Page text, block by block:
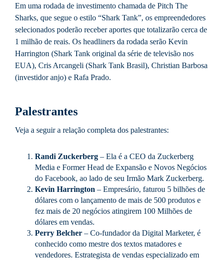
Em uma rodada de investimento chamada de Pitch The
Sharks, que segue o estilo “Shark Tank”, os empreendedores
selecionados poderão receber aportes que totalizarão cerca de
1 milhão de reais. Os headliners da rodada serão Kevin
Harrington (Shark Tank original da série de televisão nos
EUA), Cris Arcangeli (Shark Tank Brasil), Christian Barbosa
(investidor anjo) e Rafa Prado.
Palestrantes
Veja a seguir a relação completa dos palestrantes:
Randi Zuckerberg – Ela é a CEO da Zuckerberg
Media e Former Head de Expansão e Novos Negócios
do Facebook, ao lado de seu Irmão Mark Zuckerberg.
Kevin Harrington – Empresário, faturou 5 bilhões de
dólares com o lançamento de mais de 500 produtos e
fez mais de 20 negócios atingirem 100 Milhões de
dólares em vendas.
Perry Belcher – Co-fundador da Digital Marketer, é
conhecido como mestre dos textos matadores e
vendedores. Estrategista de vendas especializado em